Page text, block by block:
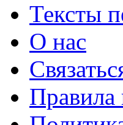
Тексты
О нас
Правила